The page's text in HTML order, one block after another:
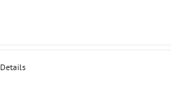
Details